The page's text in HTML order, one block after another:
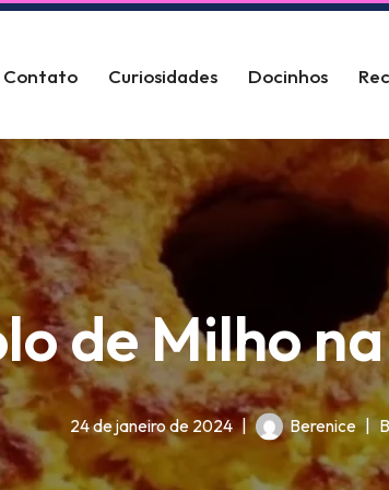
Contato Curiosidades Docinhos
de Milho
24 de janeiro de 2024 Berenice